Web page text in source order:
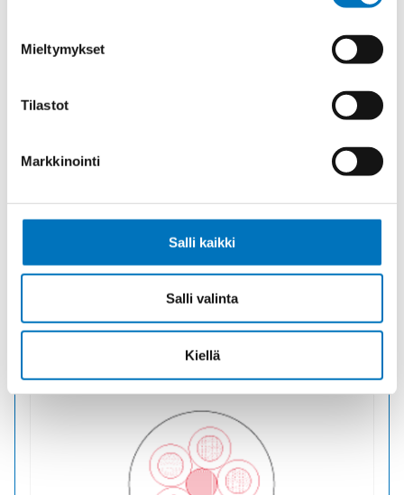
Mieltymykset
Tilastot
Markkinointi
Salli kaikki
Salli valinta
Kiellä
PVC
Toimitusaika: 1–7 päivää
(alv 0)
Ohjauskaapeli
ÖPVC-
Lisää ostoskoriin